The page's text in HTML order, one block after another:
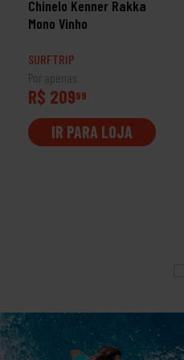
Chinelo Kenner Rakka
Mono Vinho
SURFTRIP
Por apenas
R$ 20999
IR PARA LOJA